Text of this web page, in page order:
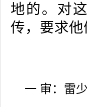
地的。对
传，要求
一 审：雷